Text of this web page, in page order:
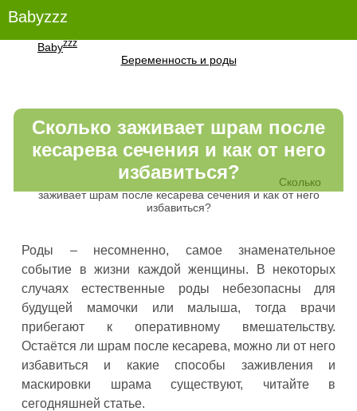
Babyzzz
Babyzzz
Беременность и роды
Сколько
заживает шрам после кесарева сечения и как от него
избавиться?
Сколько заживает шрам после
кесарева сечения и как от него
избавиться?
Роды – несомненно, самое знаменательное
событие в жизни каждой женщины. В некоторых
случаях естественные роды небезопасны для
будущей мамочки или малыша, тогда врачи
прибегают к оперативному вмешательству.
Остаётся ли шрам после кесарева, можно ли от него
избавиться и какие способы заживления и
маскировки шрама существуют, читайте в
сегодняшней статье.